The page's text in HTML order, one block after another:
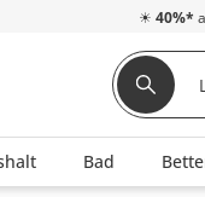
☀ 40%*
Bad